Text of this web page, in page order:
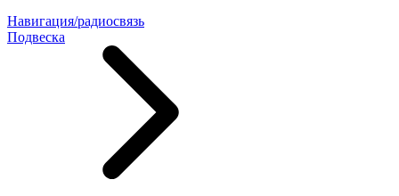
Навигация/радиосвязь
Подвеска